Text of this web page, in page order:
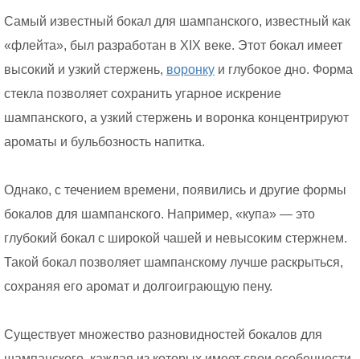
Самый известный бокал для шампанского, известный как
«флейта», был разработан в XIX веке. Этот бокал имеет
высокий и узкий стержень, воронку и глубокое дно. Форма
стекла позволяет сохранить угарное искрение
шампанского, а узкий стержень и воронка концентрируют
ароматы и бульбозность напитка.
Однако, с течением времени, появились и другие формы
бокалов для шампанского. Например, «купа» — это
глубокий бокал с широкой чашей и невысоким стержнем.
Такой бокал позволяет шампанскому лучше раскрыться,
сохраняя его аромат и долгоиграющую пену.
Существует множество разновидностей бокалов для